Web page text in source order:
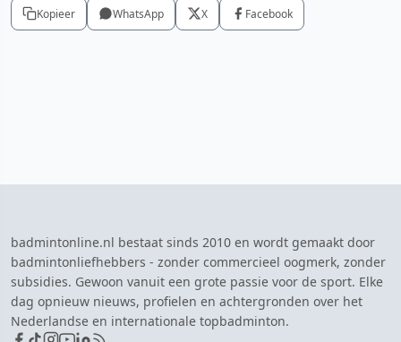
Kopieer WhatsApp X Facebook
badmintonline.nl bestaat sinds 2010 en wordt gemaakt door
badmintonliefhebbers - zonder commercieel oogmerk, zonder
subsidies. Gewoon vanuit een grote passie voor de sport. Elke
dag opnieuw nieuws, profielen en achtergronden over het
Nederlandse en internationale topbadminton.